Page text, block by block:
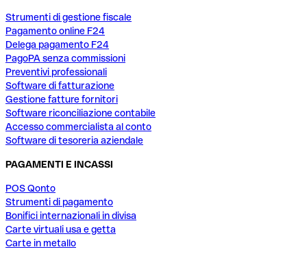
Strumenti di gestione fiscale
Pagamento online F24
Delega pagamento F24
PagoPA senza commissioni
Preventivi professionali
Software di fatturazione
Gestione fatture fornitori
Software riconciliazione contabile
Accesso commercialista al conto
Software di tesoreria aziendale
PAGAMENTI E INCASSI
POS Qonto
Strumenti di pagamento
Bonifici internazionali in divisa
Carte virtuali usa e getta
Carte in metallo